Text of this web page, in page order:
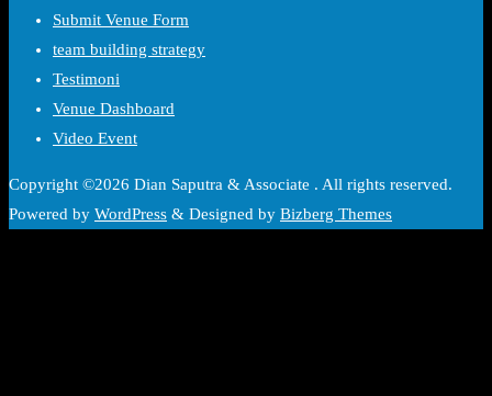
Submit Venue Form
team building strategy
Testimoni
Venue Dashboard
Video Event
Copyright ©2026 Dian Saputra & Associate . All rights reserved.
Powered by WordPress & Designed by Bizberg Themes